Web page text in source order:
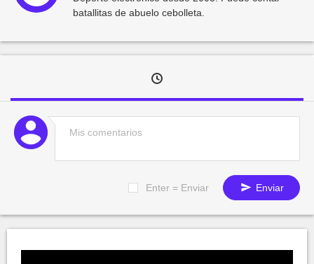
batallitas de abuelo cebolleta.
Enter = Enviar Enviar